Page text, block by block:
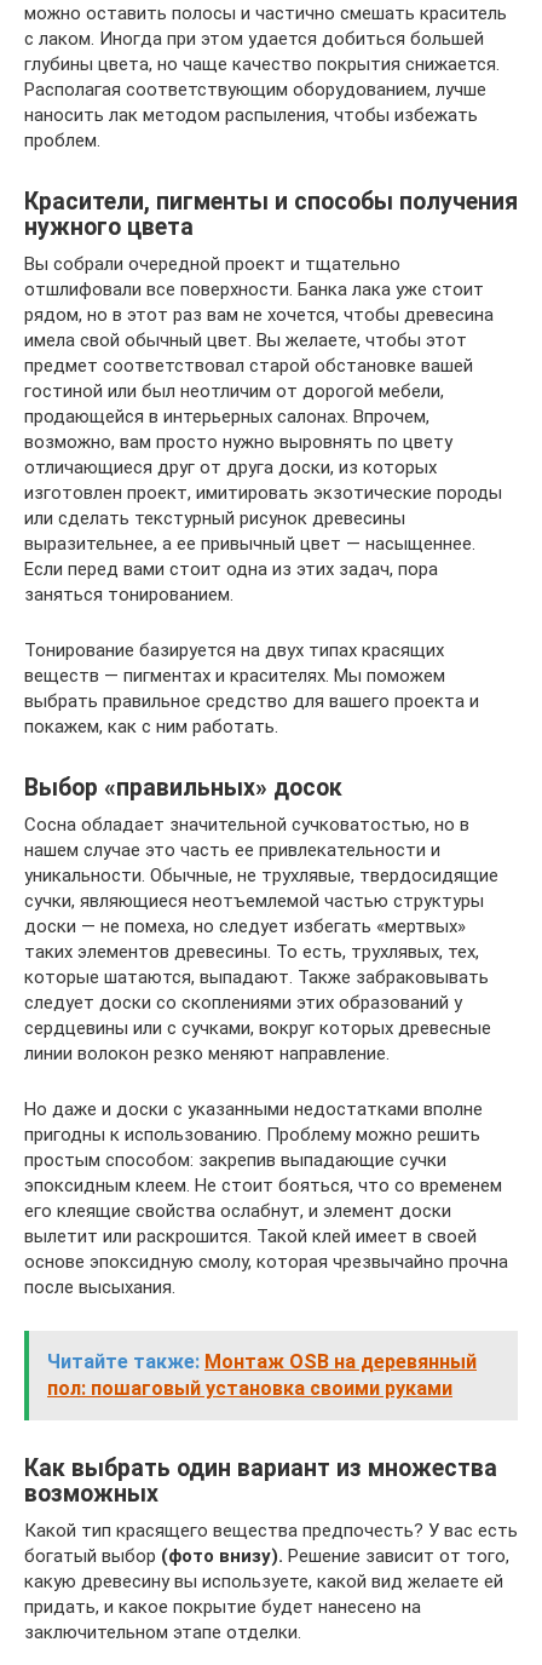
можно оставить полосы и частично смешать краситель
с лаком. Иногда при этом удается добиться большей
глубины цвета, но чаще качество покрытия снижается.
Располагая соответствующим оборудованием, лучше
наносить лак методом распыления, чтобы избежать
проблем.
Красители, пигменты и способы получения
нужного цвета
Вы собрали очередной проект и тщательно
отшлифовали все поверхности. Банка лака уже стоит
рядом, но в этот раз вам не хочется, чтобы древесина
имела свой обычный цвет. Вы желаете, чтобы этот
предмет соответствовал старой обстановке вашей
гостиной или был неотличим от дорогой мебели,
продающейся в интерьерных салонах. Впрочем,
возможно, вам просто нужно выровнять по цвету
отличающиеся друг от друга доски, из которых
изготовлен проект, имитировать экзотические породы
или сделать текстурный рисунок древесины
выразительнее, а ее привычный цвет — насыщеннее.
Если перед вами стоит одна из этих задач, пора
заняться тонированием.
Тонирование базируется на двух типах красящих
веществ — пигментах и красителях. Мы поможем
выбрать правильное средство для вашего проекта и
покажем, как с ним работать.
Выбор «правильных» досок
Сосна обладает значительной сучковатостью, но в
нашем случае это часть ее привлекательности и
уникальности. Обычные, не трухлявые, твердосидящие
сучки, являющиеся неотъемлемой частью структуры
доски — не помеха, но следует избегать «мертвых»
таких элементов древесины. То есть, трухлявых, тех,
которые шатаются, выпадают. Также забраковывать
следует доски со скоплениями этих образований у
сердцевины или с сучками, вокруг которых древесные
линии волокон резко меняют направление.
Но даже и доски с указанными недостатками вполне
пригодны к использованию. Проблему можно решить
простым способом: закрепив выпадающие сучки
эпоксидным клеем. Не стоит бояться, что со временем
его клеящие свойства ослабнут, и элемент доски
вылетит или раскрошится. Такой клей имеет в своей
основе эпоксидную смолу, которая чрезвычайно прочна
после высыхания.
Читайте также: Монтаж OSB на деревянный
пол: пошаговый установка своими руками
Как выбрать один вариант из множества
возможных
Какой тип красящего вещества предпочесть? У вас есть
богатый выбор (фото внизу). Решение зависит от того,
какую древесину вы используете, какой вид желаете ей
придать, и какое покрытие будет нанесено на
заключительном этапе отделки.